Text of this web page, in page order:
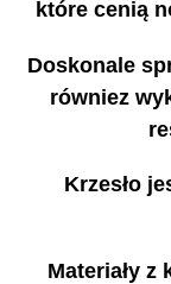
które cenią
Doskonale
równiez
Krzesło
Materiały z